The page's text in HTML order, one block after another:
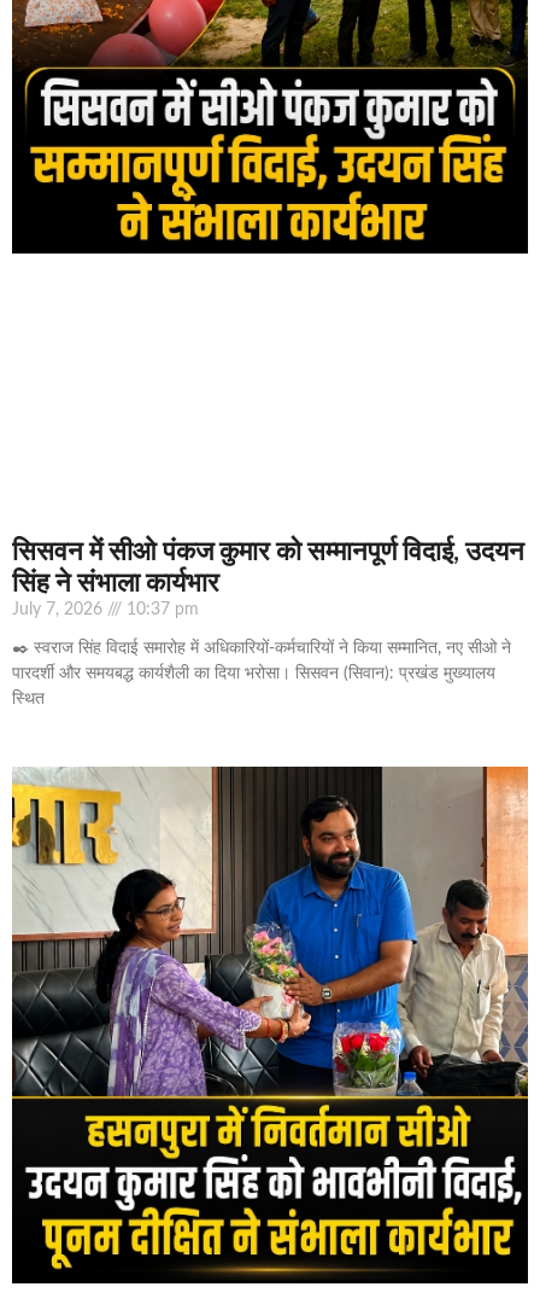
सिसवन में सीओ पंकज कुमार को सम्मानपूर्ण विदाई, उदयन
सिंह ने संभाला कार्यभार
July 7, 2026 10:37 pm
✒️ स्वराज सिंह विदाई समारोह में अधिकारियों-कर्मचारियों ने किया सम्मानित, नए सीओ ने
पारदर्शी और समयबद्ध कार्यशैली का दिया भरोसा। सिसवन (सिवान): प्रखंड मुख्यालय
स्थित